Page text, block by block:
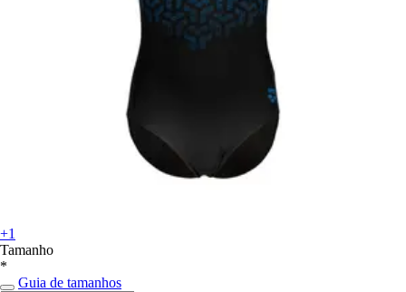
+1
Tamanho
*
Guia de tamanhos